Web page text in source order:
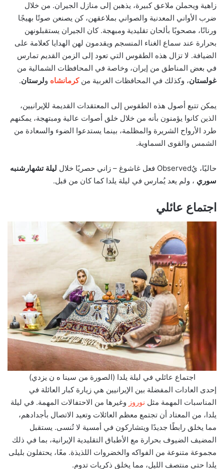
زاهية ويحملن ملاعق كبيرة، يذهبن إلى منازل الجيران. من خلال
ضرب الأواني المعدنية والصواني بملاعقهن، كن يصنعن صوتًا بهيجًا
ورنانًا، مصحوبًا بألحان تقليدية ومبهجة. كان الجيران يستقبلونهن
بحرارة عند سماع الغناء المنسجم ويقدمون لهن الهدايا كعلامة على
الضيافة. لا تزال هذه الطقوس التي تعود إلى الزمن القديم تمارس
في بعض المناطق من إيران، وخاصة في المحافظات الشمالية من
غولستان، وكذلك في المحافظات الغربية منكرمانشاه ولرستان.
يمكن تتبع أصول هذه الطقوس إلى المعتقدات القديمة للإيرانيين،
الذين كانوا يؤمنون بأنه من خلال خلق أصوات عالية ومبتهجة، يمكنهم
طرد الأرواح الشريرة والمظلمة، بينما يستدعوا الضوء والسعادة من
الشمس والقوى السماوية.
حاليًا، يُObserved فعل غاشوغ – زاني حصريًا خلال
ليلة تشهارشنبه
سوري ، ولم يعد يُمارس في ليلة يلدا كما كان من قبل.
اجتماع عائلي
اجتماع عائلي في ليلة يلدا (الصورة من سينا ه ن يزدي)
إحدى العادات المفضلة بين الإيرانيين هي زيارة كبار العائلة في
المناسبات المهمة مثل نوروز وغيرها من الاحتفالات المهمة. في ليلة
يلدا، من المعتاد أن تجتمع معظم العائلات وتعيد الاتصال بأجدادهم،
مما يخلق رابطًا جديدًا ويتشاركون في أمسية لا تُنسى. يستقبل
المضيف الضيوف بحرارة مع الأطباق التقليدية الإيرانية، بما في ذلك
مجموعة متنوعة من الفواكه والخضروات اللذيذة. معًا، يحتفلون بليلى
يلدا حتى منتصف الليل، مما يخلق ذكريات تدوم.